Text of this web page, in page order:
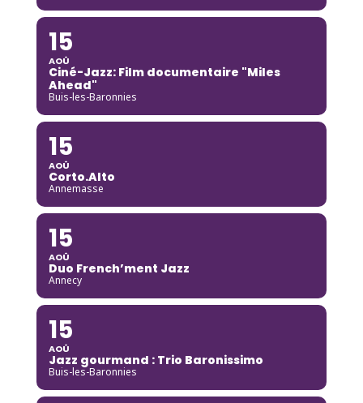
15
AOÛ
Ciné-Jazz: Film documentaire "Miles
Ahead"
Buis-les-Baronnies
15
AOÛ
Corto.Alto
Annemasse
15
AOÛ
Duo French’ment Jazz
Annecy
15
AOÛ
Jazz gourmand : Trio Baronissimo
Buis-les-Baronnies